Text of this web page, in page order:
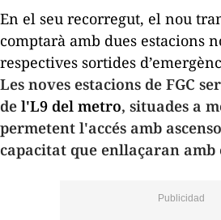
En el seu recorregut, el nou
comptarà amb dues estacions
respectives sortides
Les noves estacions de FGC
de l'L9 del metro, situades a
permetent l'accés amb
capacitat que enllaçaran amb